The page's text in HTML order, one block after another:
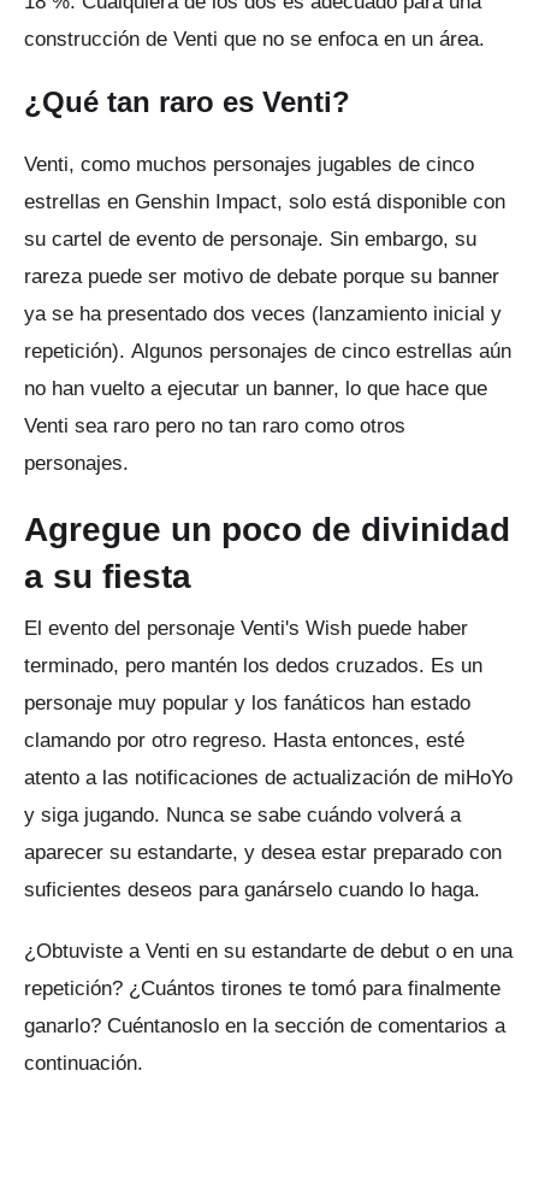
construcción de Venti que no se enfoca en un área.
¿Qué tan raro es Venti?
Venti, como muchos personajes jugables de cinco
estrellas en Genshin Impact, solo está disponible con
su cartel de evento de personaje. Sin embargo, su
rareza puede ser motivo de debate porque su banner
ya se ha presentado dos veces (lanzamiento inicial y
repetición). Algunos personajes de cinco estrellas aún
no han vuelto a ejecutar un banner, lo que hace que
Venti sea raro pero no tan raro como otros
personajes.
Agregue un poco de divinidad
a su fiesta
El evento del personaje Venti's Wish puede haber
terminado, pero mantén los dedos cruzados. Es un
personaje muy popular y los fanáticos han estado
clamando por otro regreso. Hasta entonces, esté
atento a las notificaciones de actualización de miHoYo
y siga jugando. Nunca se sabe cuándo volverá a
aparecer su estandarte, y desea estar preparado con
suficientes deseos para ganárselo cuando lo haga.
¿Obtuviste a Venti en su estandarte de debut o en una
repetición? ¿Cuántos tirones te tomó para finalmente
ganarlo? Cuéntanoslo en la sección de comentarios a
continuación.